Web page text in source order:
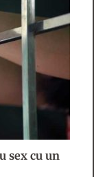
sex cu un